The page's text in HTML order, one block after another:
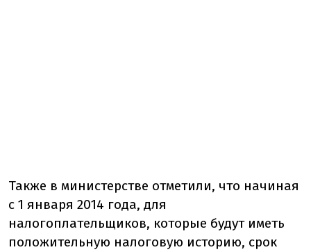
Также в министерстве отметили, что начиная
с 1 января 2014 года, для
налогоплательщиков, которые будут иметь
положительную налоговую историю, срок